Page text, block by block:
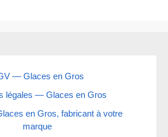
— Glaces en Gros
légales — Glaces en Gros
en Gros, fabricant à votre
marque